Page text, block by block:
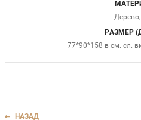
РАЗМЕР
77*90*158 в см. сл.
НАЗАД